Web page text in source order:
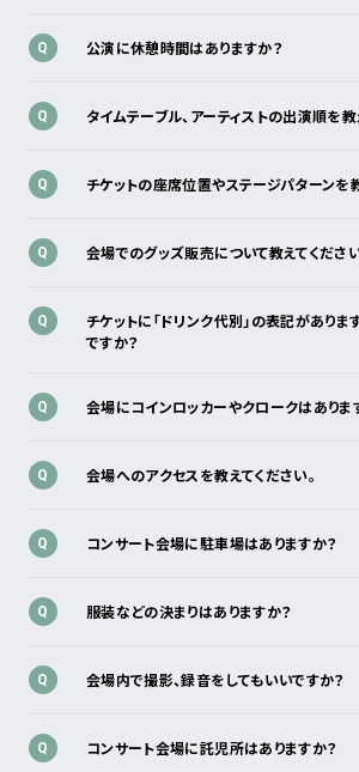
Q 公演に休憩時間はありますか？
Q タイムテーブル、アーティストの出演順を
Q チケットの座席位置やステージパターンを
Q 会場でのグッズ販売について教えてください
Q
チケットに「ドリンク代別」の表記がありま
ですか？
Q 会場にコインロッカーやクロークはありま
Q 会場へのアクセスを教えてください。
Q コンサート会場に駐車場はありますか？
Q 服装などの決まりはありますか？
Q 会場内で撮影、録音をしてもいいですか？
Q コンサート会場に託児所はありますか？